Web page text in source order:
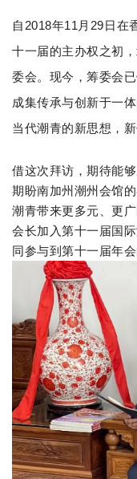
自 2018年11月29日在
十一届的主办权之初
委会。现今，筹委会
成集传承与创新于一
当代潮青的新思想，
借这次拜访，期待能
期盼南加州潮州会馆
潮青带来更多元、更
会长加入第十一届国
同参与到第十一届年会